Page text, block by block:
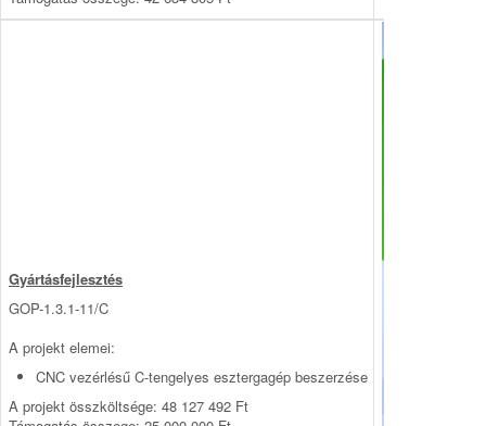
Gyártásfejlesztés
GOP-1.3.1-11/C
A projekt elemei:
CNC vezérlésű C-tengelyes esztergagép beszerzése
A projekt összköltsége: 48 127 492 Ft